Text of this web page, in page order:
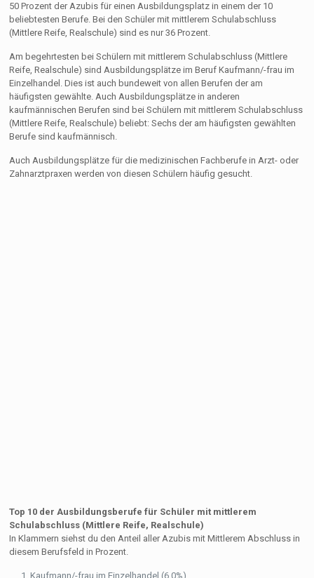
50 Prozent der Azubis für einen Ausbildungsplatz in einem der 10
beliebtesten Berufe. Bei den Schüler mit mittlerem Schulabschluss
(Mittlere Reife, Realschule) sind es nur 36 Prozent.
Am begehrtesten bei Schülern mit mittlerem Schulabschluss (Mittlere
Reife, Realschule) sind Ausbildungsplätze im Beruf Kaufmann/-frau im
Einzelhandel. Dies ist auch bundeweit von allen Berufen der am
häufigsten gewählte. Auch Ausbildungsplätze in anderen
kaufmännischen Berufen sind bei Schülern mit mittlerem Schulabschluss
(Mittlere Reife, Realschule) beliebt: Sechs der am häufigsten gewählten
Berufe sind kaufmännisch.
Auch Ausbildungsplätze für die medizinischen Fachberufe in Arzt- oder
Zahnarztpraxen werden von diesen Schülern häufig gesucht.
Top 10 der Ausbildungsberufe für Schüler mit mittlerem
Schulabschluss (Mittlere Reife, Realschule)
In Klammern siehst du den Anteil aller Azubis mit Mittlerem Abschluss in
diesem Berufsfeld in Prozent.
Kaufmann/-frau im Einzelhandel (6,0%)